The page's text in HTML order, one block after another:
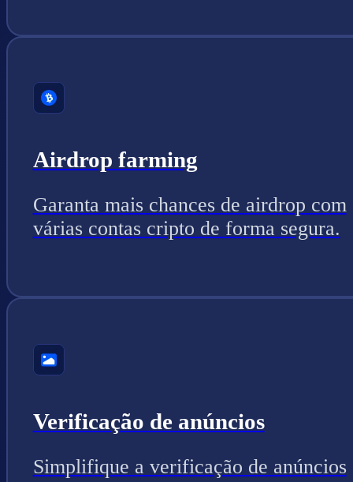
Airdrop farming
Garanta mais chances de airdrop com
várias contas cripto de forma segura.
Verificação de anúncios
Simplifique a verificação de anúncios